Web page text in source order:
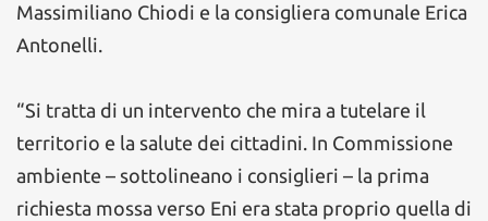
Massimiliano Chiodi e la consigliera comunale Erica
Antonelli.
“Si tratta di un intervento che mira a tutelare il
territorio e la salute dei cittadini. In Commissione
ambiente – sottolineano i consiglieri – la prima
richiesta mossa verso Eni era stata proprio quella di